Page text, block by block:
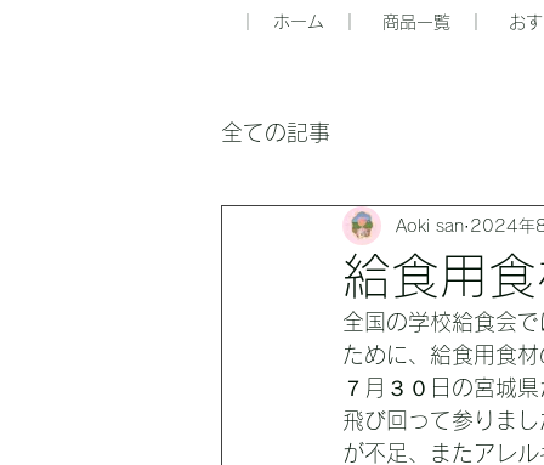
｜ ホーム ｜ 商品一覧 ｜ お
全ての記事
給食用
Aoki san 2024年
全国の学校給食会
ために、給食用食
７月３０日の宮城
飛び回って参りま
が不足、またアレ